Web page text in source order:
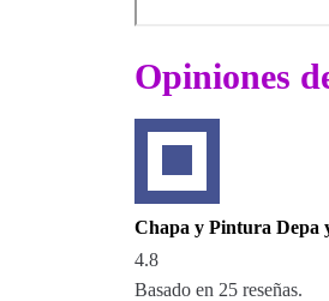
Opiniones
Chapa y Pintura Depa
4.8
Basado en 25 reseñas.